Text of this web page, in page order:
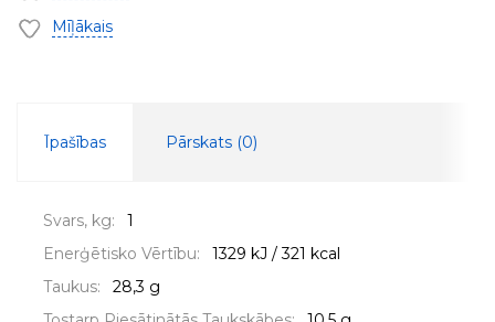
Mīļākais
Īpašības Pārskats (0)
Svars, kg:
1
Enerģētisko Vērtību:
1329 kJ / 321 kcal
Taukus:
28,3 g